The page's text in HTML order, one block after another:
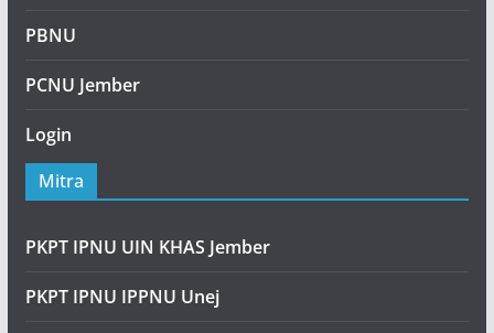
PBNU
PCNU Jember
Login
Mitra
PKPT IPNU UIN KHAS Jember
PKPT IPNU IPPNU Unej